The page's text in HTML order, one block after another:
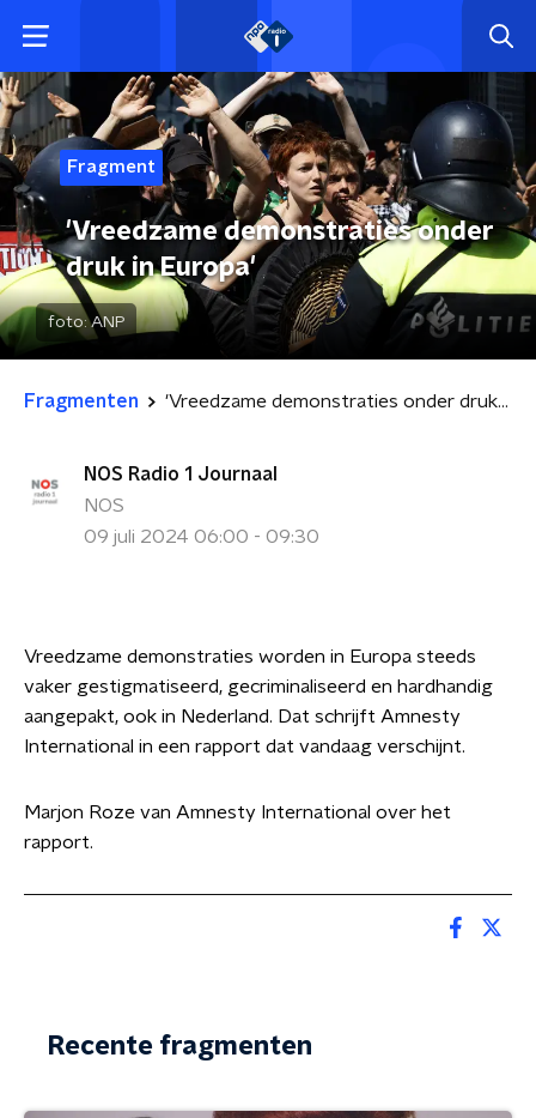
Fragment
'Vreedzame demonstraties onder
druk in Europa'
foto:ANP
Fragmenten 'Vreedzame demonstraties onder druk in Europa'
NOS Radio 1 Journaal
NOS
09 juli 2024 06:00 - 09:30
Vreedzame demonstraties worden in Europa steeds
vaker gestigmatiseerd, gecriminaliseerd en hardhandig
aangepakt, ook in Nederland. Dat schrijft Amnesty
International in een rapport dat vandaag verschijnt.
Marjon Roze van Amnesty International over het
rapport.
Recente fragmenten